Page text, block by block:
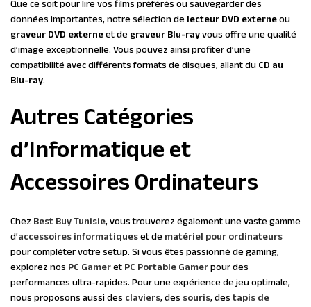
Que ce soit pour lire vos films préférés ou sauvegarder des
données importantes, notre sélection de lecteur DVD externeou
graveur DVD externeet de graveur Blu-rayvous offre une qualité
d’image exceptionnelle. Vous pouvez ainsi profiter d’une
compatibilité avec différents formats de disques, allant duCD au
Blu-ray.
Autres Catégories
d’Informatique et
Accessoires Ordinateurs
Chez Best Buy Tunisie, vous trouverez également une vaste gamme
d’accessoires informatiqueset de matériel pour ordinateurs
pour compléter votre setup. Si vous êtes passionné de gaming,
explorez nos PC GameretPC Portable Gamerpour des
performances ultra-rapides. Pour une expérience de jeu optimale,
nous proposons aussi des claviers, des souris, destapis de